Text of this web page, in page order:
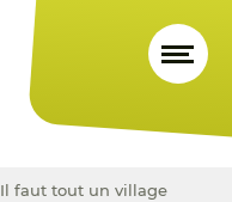
Il faut tout un village